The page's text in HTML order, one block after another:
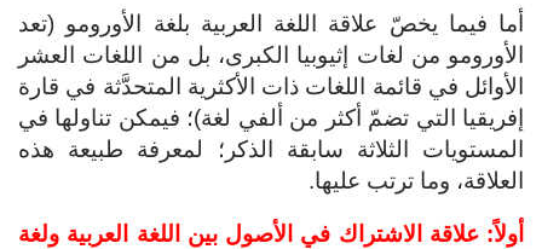
أما فيما يخصّ علاقة اللغة العربية بلغة الأورومو (تعد
الأورومو من لغات إثيوبيا الكبرى، بل من اللغات العشر
الأوائل في قائمة اللغات ذات الأكثرية المتحدَّثة في قارة
إفريقيا التي تضمّ أكثر من ألفي لغة)؛ فيمكن تناولها في
المستويات الثلاثة سابقة الذكر؛ لمعرفة طبيعة هذه
العلاقة، وما ترتب عليها.
أولاً: علاقة الاشتراك في الأصول بين اللغة العربية ولغة